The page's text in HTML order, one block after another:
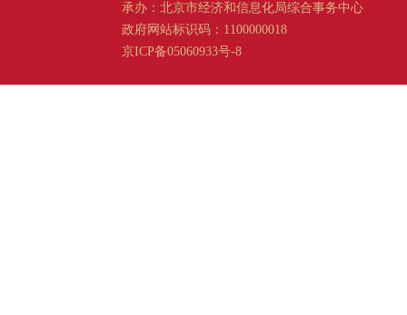
承办：北京市经济和信息化局综合事务中心
政府网站标识码：1100000018
京ICP备05060933号-8